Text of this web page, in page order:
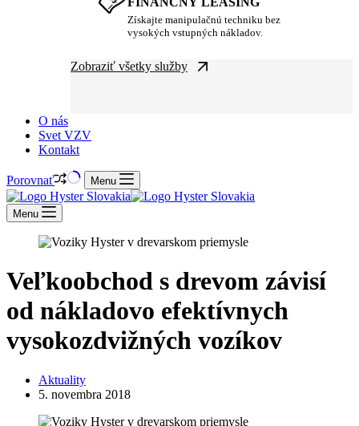
Získajte manipulačnú techniku bez
vysokých vstupných nákladov.
Zobraziť všetky služby
O nás
Svet VZV
Kontakt
Porovnať Menu
Menu
Veľkoobchod s drevom závisí
od nákladovo efektívnych
vysokozdvižných vozíkov
Aktuality
5. novembra 2018